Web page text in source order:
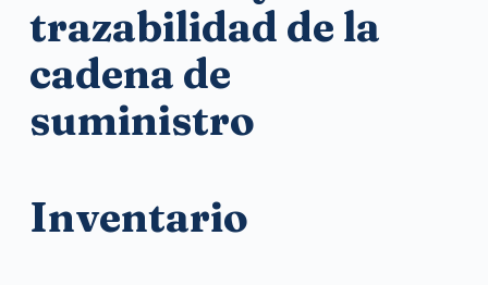
trazabilidad de la
cadena de
suministro
Inventario